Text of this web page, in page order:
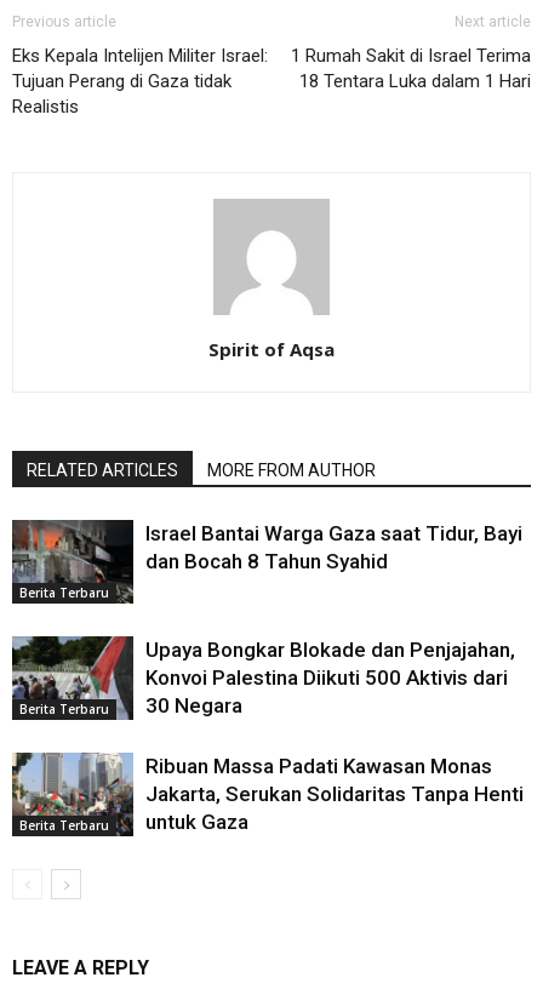
Previous article
Eks Kepala Intelijen Militer Israel:
Tujuan Perang di Gaza tidak
Realistis
Next article
1 Rumah Sakit di Israel Terima
18 Tentara Luka dalam 1 Hari
Spirit of Aqsa
RELATED ARTICLES MORE FROM AUTHOR
Berita Terbaru
Israel Bantai Warga Gaza saat Tidur, Bayi
dan Bocah 8 Tahun Syahid
Berita Terbaru
Upaya Bongkar Blokade dan Penjajahan,
Konvoi Palestina Diikuti 500 Aktivis dari
30 Negara
Berita Terbaru
Ribuan Massa Padati Kawasan Monas
Jakarta, Serukan Solidaritas Tanpa Henti
untuk Gaza
LEAVE A REPLY